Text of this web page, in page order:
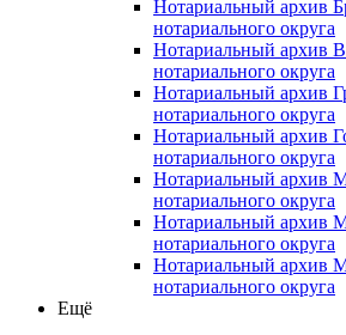
Нотариальный архив
нотариального округа
Нотариальный архив
нотариального округа
Нотариальный архив
нотариального округа
Нотариальный архив
нотариального округа
Нотариальный архив
нотариального округа
Нотариальный архив
нотариального округа
Нотариальный архив
нотариального округа
Ещё